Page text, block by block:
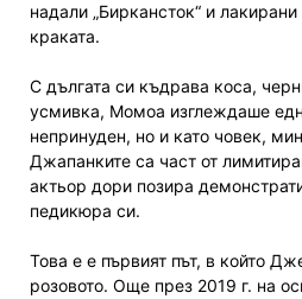
надали „Биркансток“ и
краката.
С дългата си къдрава коса,
усмивка, Момоа изглеждаше
непринуден, но и като човек,
Джапанките са част от
актьор дори позира
педикюра си.
Това е е първият път, в който
розовото. Още през 2019 г. на